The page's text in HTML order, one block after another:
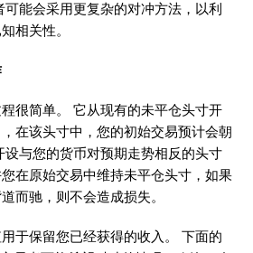
能会采用更复杂的对冲方法，以利
相关性。
简单。 它从现有的未平仓头寸开
在该头寸中，您的初始交易预计会朝
与您的货币对预期走势相反的头寸
在原始交易中维持未平仓头寸，如果
而驰，则不会造成损失。
保留您已经获得的收入。 下面的